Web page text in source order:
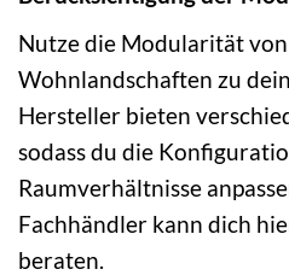
Nutze die Modularität
Wohnlandschaften zu
Hersteller bieten
sodass du die
Raumverhältnisse
Fachhändler kann dich
beraten.